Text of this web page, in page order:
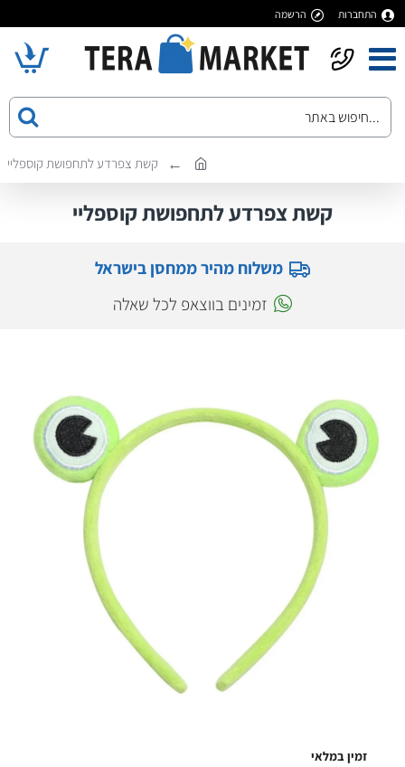
התחברות הרשמה
קשת צפרדע לתחפושת קוספליי
קשת צפרדע לתחפושת קוספליי
משלוח מהיר ממחסן בישראל
זמינים בווצאפ לכל שאלה
זמין במלאי